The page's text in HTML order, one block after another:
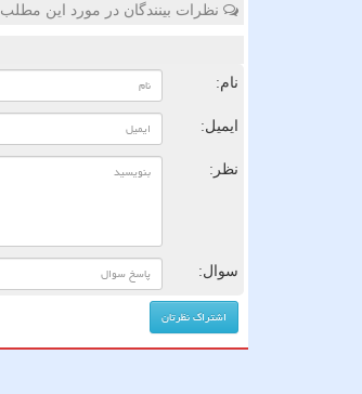
نظرات بینندگان در مورد این مطلب
نام:
ایمیل:
نظر:
سوال: